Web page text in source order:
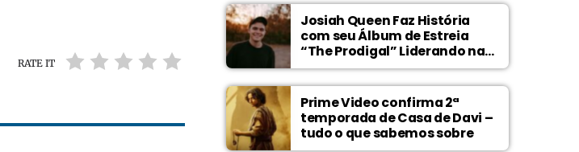
RATE IT
Josiah Queen Faz História
com seu Álbum de Estreia
“The Prodigal” Liderando na
Billboard
Prime Video confirma 2ª
temporada de Casa de Davi –
tudo o que sabemos sobre